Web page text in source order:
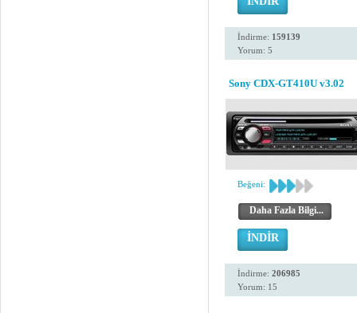
İndirme: 159139
Yorum: 5
Sony CDX-GT410U v3.02
Beğeni:
Daha Fazla Bilgi...
İNDİR
İndirme: 206985
Yorum: 15